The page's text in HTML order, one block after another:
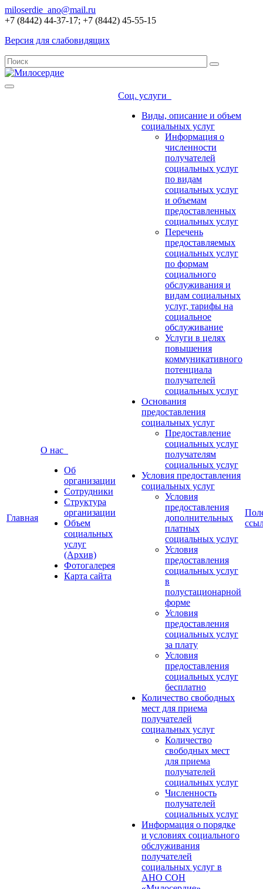
miloserdie_ano@mail.ru
+7 (8442) 44-37-17; +7 (8442) 45-55-15
Версия для слабовидящих
Главная
О нас
Об
организации
Сотрудники
Структура
организации
Объем
социальных
услуг
(Архив)
Фотогалерея
Карта сайта
Соц. услуги
Виды, описание и объем
социальных услуг
Информация о
численности
получателей
социальных услуг
по видам
социальных услуг
и объемам
предоставленных
социальных услуг
Перечень
предоставляемых
социальных услуг
по формам
социального
обслуживания и
видам социальных
услуг, тарифы на
социальное
обслуживание
Услуги в целях
повышения
коммуникативного
потенциала
получателей
социальных услуг
Основания
предоставления
социальных услуг
Предоставление
социальных услуг
получателям
социальных услуг
Условия предоставления
социальных услуг
Условия
предоставления
дополнительных
платных
социальных услуг
Условия
предоставления
социальных услуг
в
полустационарной
форме
Условия
предоставления
социальных услуг
за плату
Условия
предоставления
социальных услуг
бесплатно
Количество свободных
мест для приема
получателей
социальных услуг
Количество
свободных мест
для приема
получателей
социальных услуг
Численность
получателей
социальных услуг
Информация о порядке
и условиях социального
обслуживания
получателей
социальных услуг в
АНО СОН